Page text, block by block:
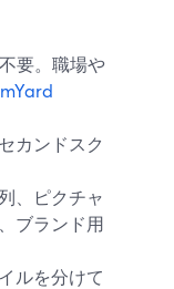
要。職場や
カンドスク
、ピクチャ
ブランド用
ルを分けて